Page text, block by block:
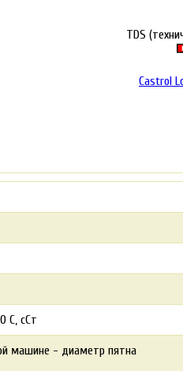
TDS
Castrol
С, сСт
машине - диаметр пятна